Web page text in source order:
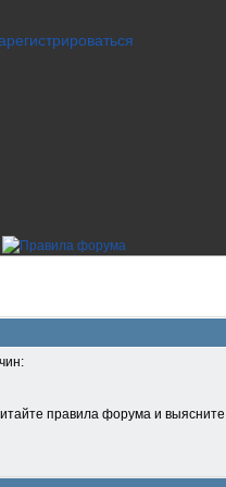
правила форума и